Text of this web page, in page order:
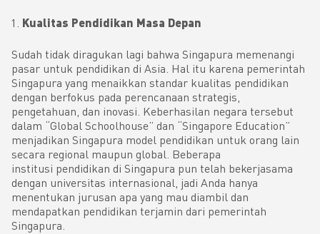
Kualitas Pendidikan Masa Depan
Sudah tidak diragukan lagi bahwa Singapura memenangi
pasar untuk pendidikan di Asia. Hal itu karena pemerintah
Singapura yang menaikkan standar kualitas pendidikan
dengan berfokus pada perencanaan strategis,
pengetahuan, dan inovasi. Keberhasilan negara tersebut
dalam “Global Schoolhouse” dan “Singapore Education”
menjadikan Singapura model pendidikan untuk orang lain
secara regional maupun global. Beberapa
institusi pendidikan di Singapura pun telah bekerjasama
dengan universitas internasional, jadi Anda hanya
menentukan jurusan apa yang mau diambil dan
mendapatkan pendidikan terjamin dari pemerintah
Singapura.